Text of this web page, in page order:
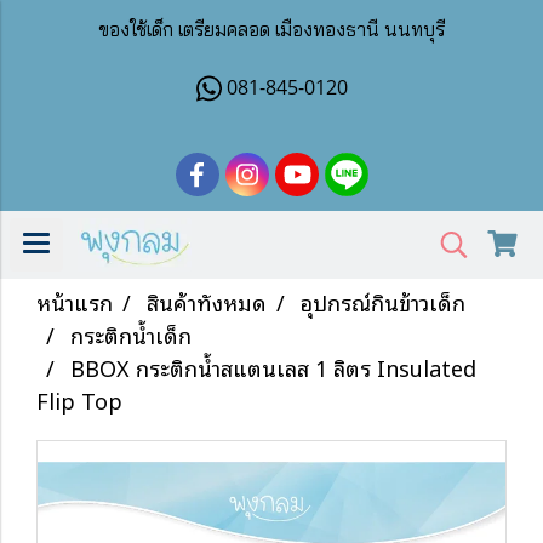
ของใช้เด็ก เตรียมคลอด เมืองทองธานี นนทบุรี
081-845-0120
หน้าแรก สินค้าทั้งหมด
อุปกรณ์กินข้าวเด็ก
กระติกน้ำเด็ก
BBOX กระติกน้ำสแตนเลส 1 ลิตร Insulated
Flip Top